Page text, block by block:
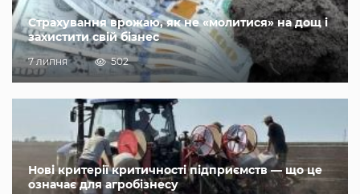
Страхування врожаю, як не «молитися» на дощ і
захистити свій бізнес
7 липня 502
Нові критерії критичності підприємств — що це
означає для агробізнесу